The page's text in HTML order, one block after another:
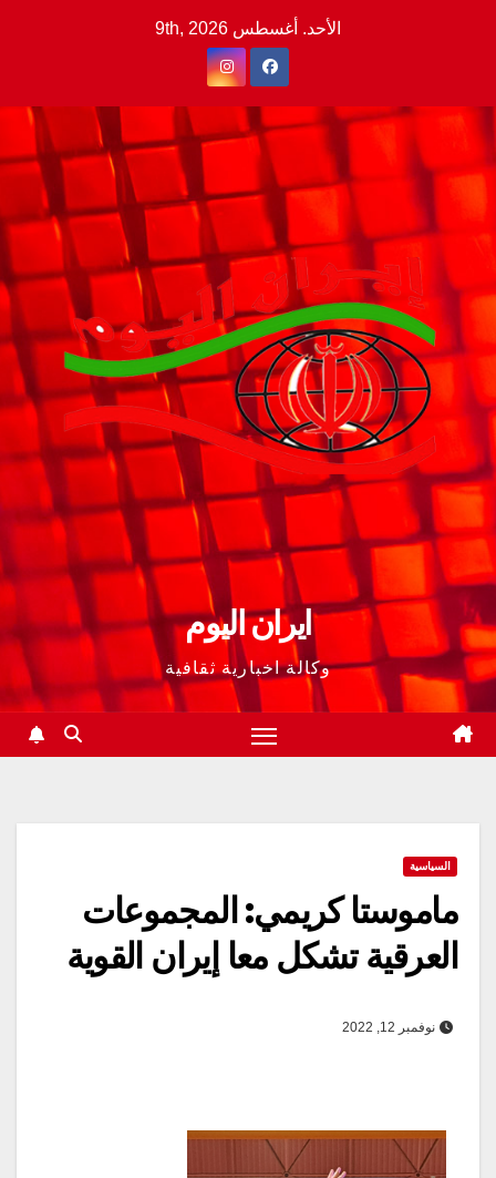
الأحد. أغسطس 9th, 2026
ايران اليوم
وكالة اخبارية ثقافية
السياسية
ماموستا كريمي: المجموعات
العرقية تشكل معا إيران القوية
نوفمبر 12, 2022